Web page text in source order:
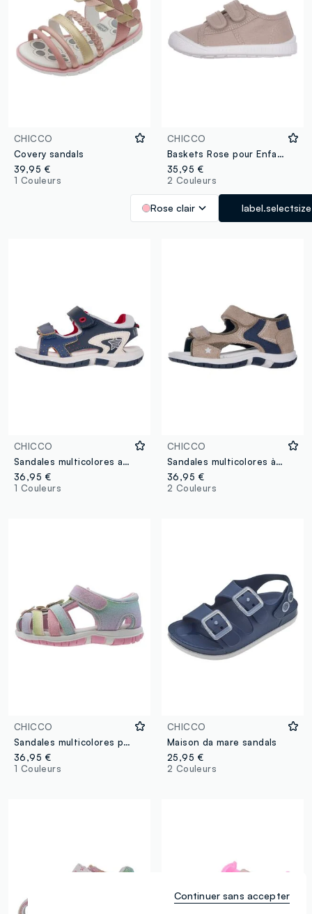
CHICCO
Covery sandals
39,95 €
1 Couleurs
CHICCO
Baskets Rose pour Enfants avec Fermeture Velcro
35,95 €
2 Couleurs
Rose clair label.selectsize
CHICCO
Sandales multicolores avec fermeture à scratch pour enfants
36,95 €
1 Couleurs
CHICCO
Sandales multicolores à fermeture velcro pour enfants
36,95 €
2 Couleurs
CHICCO
Sandales multicolores pour fille avec velcro
36,95 €
1 Couleurs
CHICCO
Maison da mare sandals
25,95 €
2 Couleurs
Continuer sans accepter